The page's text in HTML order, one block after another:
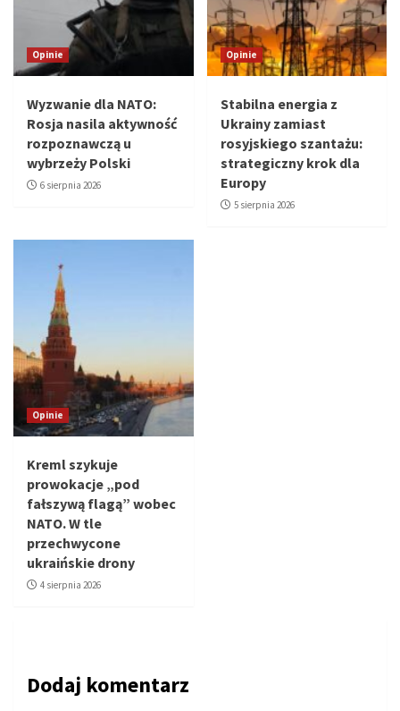
Opinie
Wyzwanie dla NATO:
Rosja nasila aktywność
rozpoznawczą u
wybrzeży Polski
6 sierpnia 2026
Opinie
Stabilna energia z
Ukrainy zamiast
rosyjskiego szantażu:
strategiczny krok dla
Europy
5 sierpnia 2026
Opinie
Kreml szykuje
prowokacje „pod
fałszywą flagą” wobec
NATO. W tle
przechwycone
ukraińskie drony
4 sierpnia 2026
Dodaj komentarz